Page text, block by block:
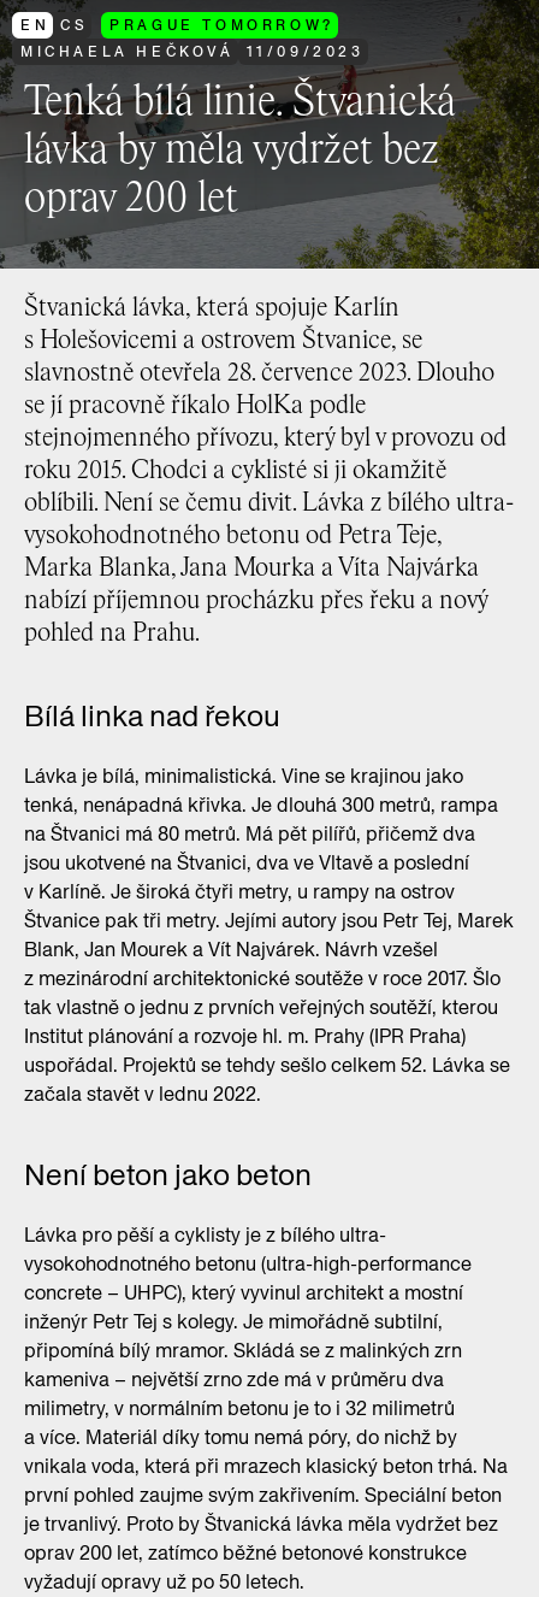
EN CS
PRAGUE TOMORROW?
MICHAELA HEČKOVÁ
11 /09 /2023
Tenká bílá linie. Štvanická
lávka by měla vydržet bez
oprav 200 let
Štvanická lávka, která spojuje Karlín
s Holešovicemi a ostrovem Štvanice, se
slavnostně otevřela 28. července 2023. Dlouho
se jí pracovně říkalo HolKa podle
stejnojmenného přívozu, který byl v provozu od
roku 2015. Chodci a cyklisté si ji okamžitě
oblíbili. Není se čemu divit. Lávka z bílého ultra-
vysokohodnotného betonu od Petra Teje,
Marka Blanka, Jana Mourka a Víta Najvárka
nabízí příjemnou procházku přes řeku a nový
pohled na Prahu.
Bílá linka nad řekou
Lávka je bílá, minimalistická. Vine se krajinou jako
tenká, nenápadná křivka. Je dlouhá 300 metrů, rampa
na Štvanici má 80 metrů. Má pět pilířů, přičemž dva
jsou ukotvené na Štvanici, dva ve Vltavě a poslední
v Karlíně. Je široká čtyři metry, u rampy na ostrov
Štvanice pak tři metry. Jejími autory jsou Petr Tej, Marek
Blank, Jan Mourek a Vít Najvárek. Návrh vzešel
z mezinárodní architektonické soutěže v roce 2017. Šlo
tak vlastně o jednu z prvních veřejných soutěží, kterou
Institut plánování a rozvoje hl. m. Prahy (IPR Praha)
uspořádal. Projektů se tehdy sešlo celkem 52. Lávka se
začala stavět v lednu 2022.
Není beton jako beton
Lávka pro pěší a cyklisty je z bílého ultra-
vysokohodnotného betonu (ultra-high-performance
concrete – UHPC), který vyvinul architekt a mostní
inženýr Petr Tej s kolegy. Je mimořádně subtilní,
připomíná bílý mramor. Skládá se z malinkých zrn
kameniva – největší zrno zde má v průměru dva
milimetry, v normálním betonu je to i 32 milimetrů
a více. Materiál díky tomu nemá póry, do nichž by
vnikala voda, která při mrazech klasický beton trhá. Na
první pohled zaujme svým zakřivením. Speciální beton
je trvanlivý. Proto by Štvanická lávka měla vydržet bez
oprav 200 let, zatímco běžné betonové konstrukce
vyžadují opravy už po 50 letech.